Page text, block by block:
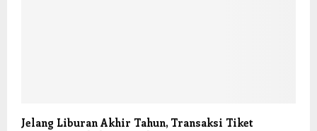
Jelang Liburan Akhir Tahun, Transaksi Tiket